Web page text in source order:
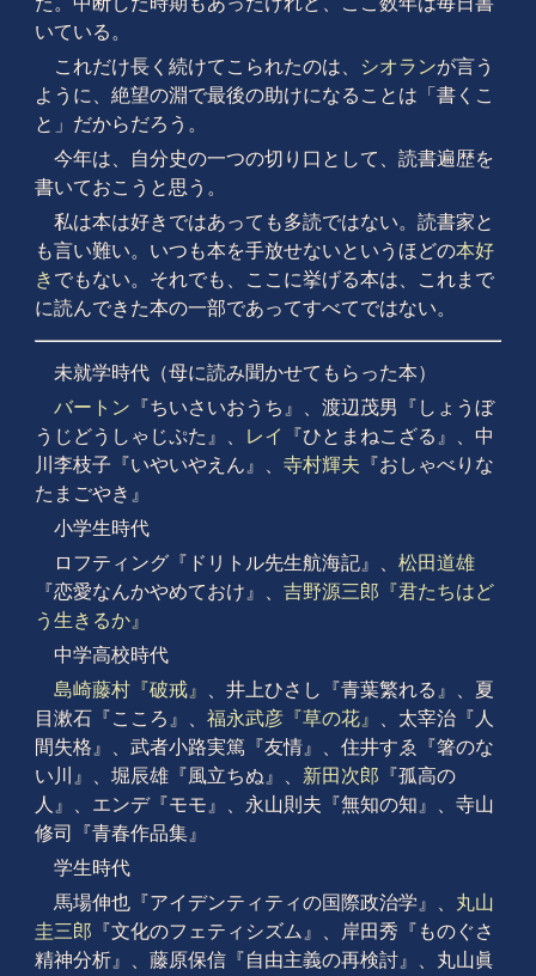
いている。
これだけ長く続けてこられたのは、
シオランが言う
ように、絶望の淵で最後の助けになることは「書くこ
と」だからだろう。
今年は、自分史の一つの切り口として、読書遍歴を
書いておこうと思う。
私は本は好きではあっても多読ではない。読書家と
も言い難い。いつも本を手放せないというほどの本好
き でもない。それでも、ここに挙げる本は、これまで
に読んできた本の一部であってすべてではない。
未就学時代（母に読み聞かせてもらった本）
バートン 『ちいさいおうち』、渡辺茂男『しょうぼ
うじどうしゃじぷた』、
レイ
『ひとまねこざる』、中
川李枝子『いやいやえん』、 寺村輝夫 『おしゃべりな
たまごやき』
小学生時代
ロフティング『ドリトル先生航海記』、 松田道雄
『恋愛なんかやめておけ』、 吉野源三郎『君たちはど
う生きるか』
中学高校時代
島崎藤村『破戒』
、井上ひさし『青葉繁れる』、夏
目漱石『こころ』、 福永武彦『草の花』
、太宰治『人
間失格』、武者小路実篤『友情』、住井すゑ『箸のな
い川』、堀辰雄『風立ちぬ』、 新田次郎 『孤高の
人』、エンデ『モモ』、永山則夫『無知の知』、寺山
修司『青春作品集』
学生時代
馬場伸也『アイデンティティの国際政治学』、 丸山
圭三郎 『文化のフェティシズム』、岸田秀『ものぐさ
精神分析』、藤原保信『自由主義の再検討』、丸山眞